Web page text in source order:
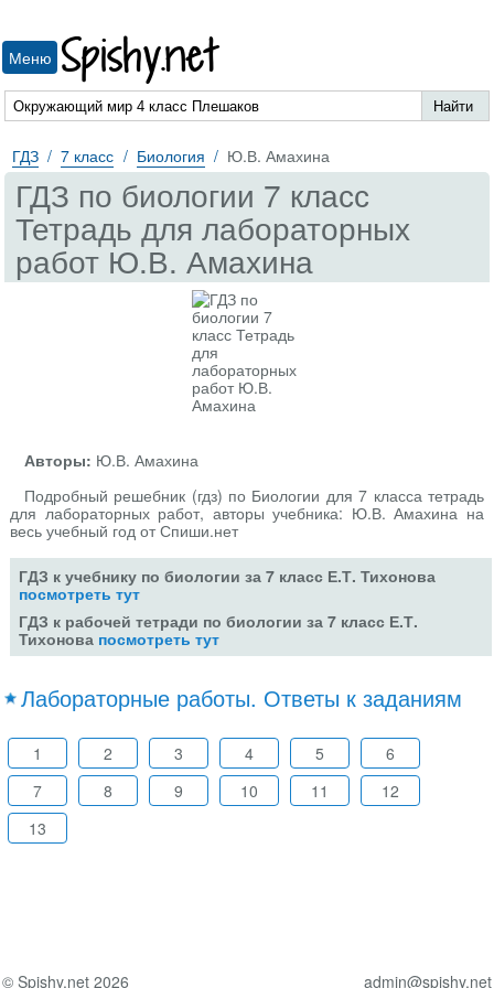
Меню Spishy.net
ГДЗ 7 класс Биология Ю.В. Амахина
ГДЗ по биологии 7 класс
Тетрадь для лабораторных
работ Ю.В. Амахина
Авторы: Ю.В. Амахина
Подробный решебник (гдз) по Биологии для 7 класса тетрадь
для лабораторных работ, авторы учебника: Ю.В. Амахина на
весь учебный год от Спиши.нет
ГДЗ к учебнику по биологии за 7 класс Е.Т. Тихонова
посмотреть тут
ГДЗ к рабочей тетради по биологии за 7 класс Е.Т.
Тихонова посмотреть тут
Лабораторные работы. Ответы к заданиям
1 2 3 4 5
6
7
8 9 10 11
12
13
© Spishy.net 2026 admin@spishy.net